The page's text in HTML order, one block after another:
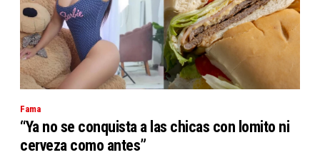
Fama
“Ya no se conquista a las chicas con lomito ni
cerveza como antes”